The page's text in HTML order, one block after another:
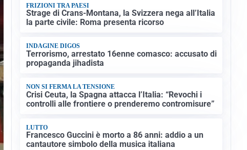
FRIZIONI TRA PAESI
Strage di Crans-Montana, la Svizzera nega all’Italia
la parte civile: Roma presenta ricorso
INDAGINE DIGOS
Terrorismo, arrestato 16enne comasco: accusato di
propaganda jihadista
NON SI FERMA LA TENSIONE
Crisi Ceuta, la Spagna attacca l’Italia: “Revochi i
controlli alle frontiere o prenderemo contromisure”
LUTTO
Francesco Guccini è morto a 86 anni: addio a un
cantautore simbolo della musica italiana